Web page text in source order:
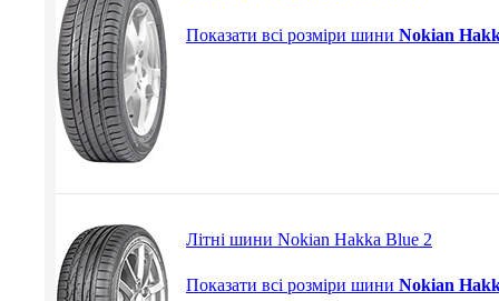
Показати всі розміри шини Nokian
Літні шини Nokian Hakka Blue 2
Показати всі розміри шини Nokian